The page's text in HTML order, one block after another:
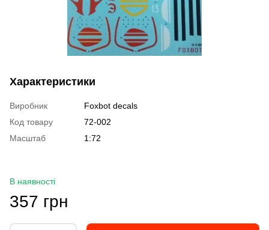
Характеристики
Виробник
Foxbot decals
Код товару
72-002
Масштаб
1:72
В наявності
357 грн